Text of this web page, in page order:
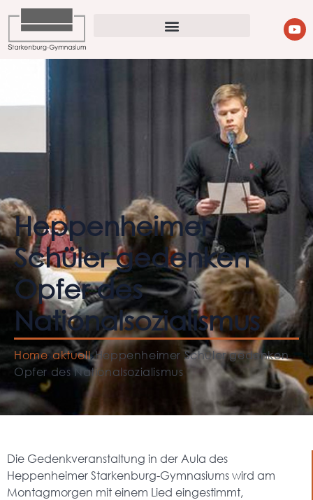
Heppenheimer
Schüler gedenken
Opfer des
Nationalsozialismus
Home aktuell Heppenheimer Schüler gedenken
Opfer des Nationalsozialismus
Die Gedenkveranstaltung in der Aula des
Heppenheimer Starkenburg-Gymnasiums wird am
Montagmorgen mit einem Lied eingestimmt,